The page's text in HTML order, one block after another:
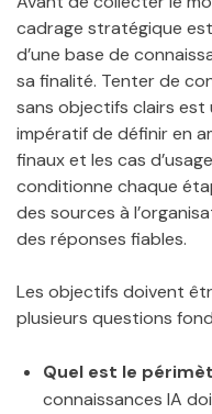
cadrage stratégique
d’une base de
sa finalité. Tenter de
sans objectifs clairs est
impératif de définir en
finaux et les cas
conditionne chaque
des sources à
des réponses fiables.
Les objectifs doivent
plusieurs questions
Quel est le
connaissances IA